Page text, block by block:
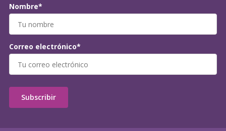
Nombre*
Correo electrónico*
Subscribir